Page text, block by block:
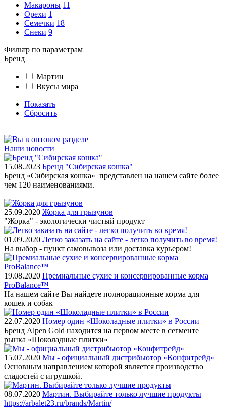
Макароны 11
Орехи 1
Семечки 18
Снеки 9
Фильтр по параметрам
Бренд
Мартин
Вкусы мира
Показать
Сбросить
Наши новости
15.08.2023 Бренд "Сибирская кошка"
Бренд «Сибирская кошка» представлен на нашем сайте более
чем 120 наименованиями.
25.09.2020 Жорка для грызунов
"Жорка" - экологически чистый продукт
01.09.2020 Легко заказать на сайте - легко получить во время!
На выбор - пункт самовывоза или доставка курьером!
19.08.2020 Премиальные сухие и консервированные корма
ProBalance™
На нашем сайте Вы найдете полнорационные корма для
кошек и собак
22.07.2020 Номер один «Шоколадные плитки» в России
Бренд Alpen Gold находится на первом месте в сегменте
рынка «Шоколадные плитки»
15.07.2020 Мы - официальный дистрибьютор «Конфитрейд»
Основным направлением которой является производство
сладостей с игрушкой.
08.07.2020 Мартин. Выбирайте только лучшие продукты
https://arbalet23.ru/brands/Martin/